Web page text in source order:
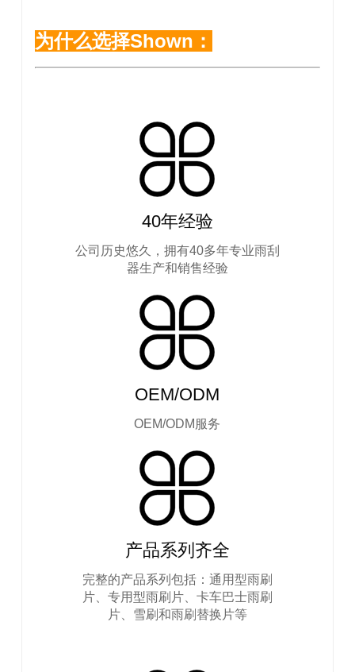
为什么选择Shown：
40年经验
公司历史悠久，拥有40多年专业雨刮
器生产和销售经验
OEM/ODM
OEM/ODM服务
产品系列齐全
完整的产品系列包括：通用型雨刷
片、专用型雨刷片、卡车巴士雨刷
片、雪刷和雨刷替换片等